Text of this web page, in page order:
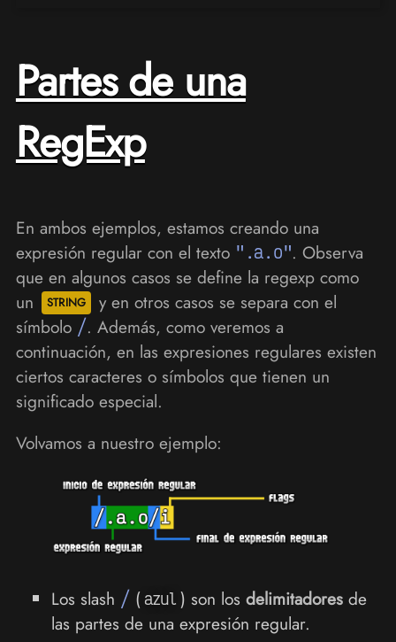
Partes de una
RegExp
En ambos ejemplos, estamos creando una
expresión regular con el texto ".a.o". Observa
que en algunos casos se define la regexp como
un
y en otros casos se separa con el
símbolo /. Además, como veremos a
continuación, en las expresiones regulares existen
ciertos caracteres o símbolos que tienen un
significado especial.
Volvamos a nuestro ejemplo:
Los slash /( azul ) son losdelimitadores de
las partes de una expresión regular.